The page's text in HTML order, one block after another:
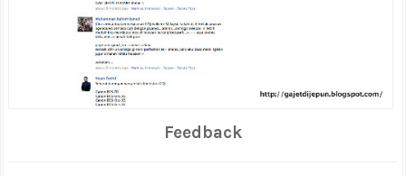
Feedback